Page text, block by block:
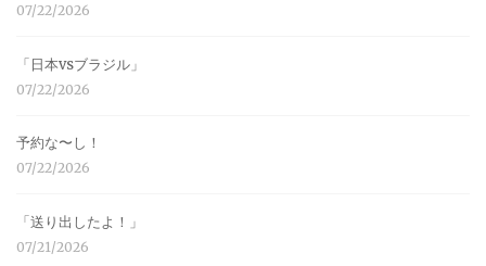
07/22/2026
「日本vsブラジル」
07/22/2026
予約な〜し！
07/22/2026
「送り出したよ！」
07/21/2026